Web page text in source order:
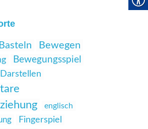
Basteln Bewegen
Bewegungsspiel
Darstellen
englisch
Fingerspiel